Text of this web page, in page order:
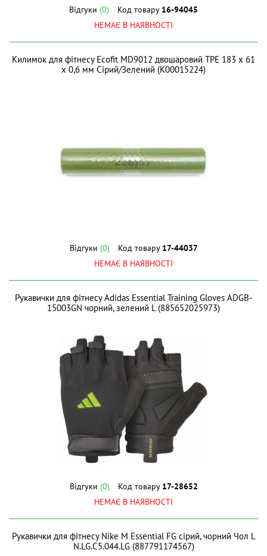
Відгуки (0) Код товару 16-94045
НЕМАЄ В НАЯВНОСТІ
Килимок для фітнесу Ecofit MD9012 двошаровий TPE 183 х 61
х 0,6 мм Сірий/Зелений (К00015224)
Відгуки (0) Код товару 17-44037
НЕМАЄ В НАЯВНОСТІ
Рукавички для фітнесу Adidas Essential Training Gloves ADGB-
15003GN чорний, зелений L (885652025973)
Відгуки (0) Код товару 17-28652
НЕМАЄ В НАЯВНОСТІ
Рукавички для фітнесу Nike M Essential FG сірий, чорний Чол L
N.LG.C5.044.LG (887791174567)